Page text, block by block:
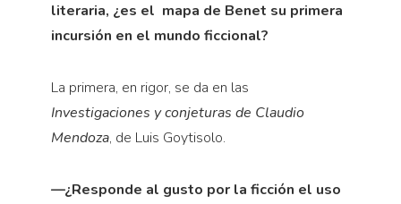
literaria, ¿es el mapa de Benet su primera
incursión en el mundo ficcional?
La primera, en rigor, se da en las
Investigaciones y conjeturas de Claudio
Mendoza, de Luis Goytisolo.
—¿Responde al gusto por la ficción el uso